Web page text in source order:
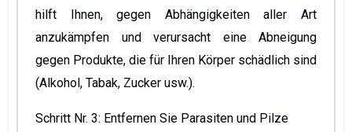
hilft Ihnen, gegen Abhängigkeiten aller Art
anzukämpfen und verursacht eine Abneigung
gegen Produkte, die für Ihren Körper schädlich sind
(Alkohol, Tabak, Zucker usw.).
Schritt Nr. 3: Entfernen Sie Parasiten und Pilze